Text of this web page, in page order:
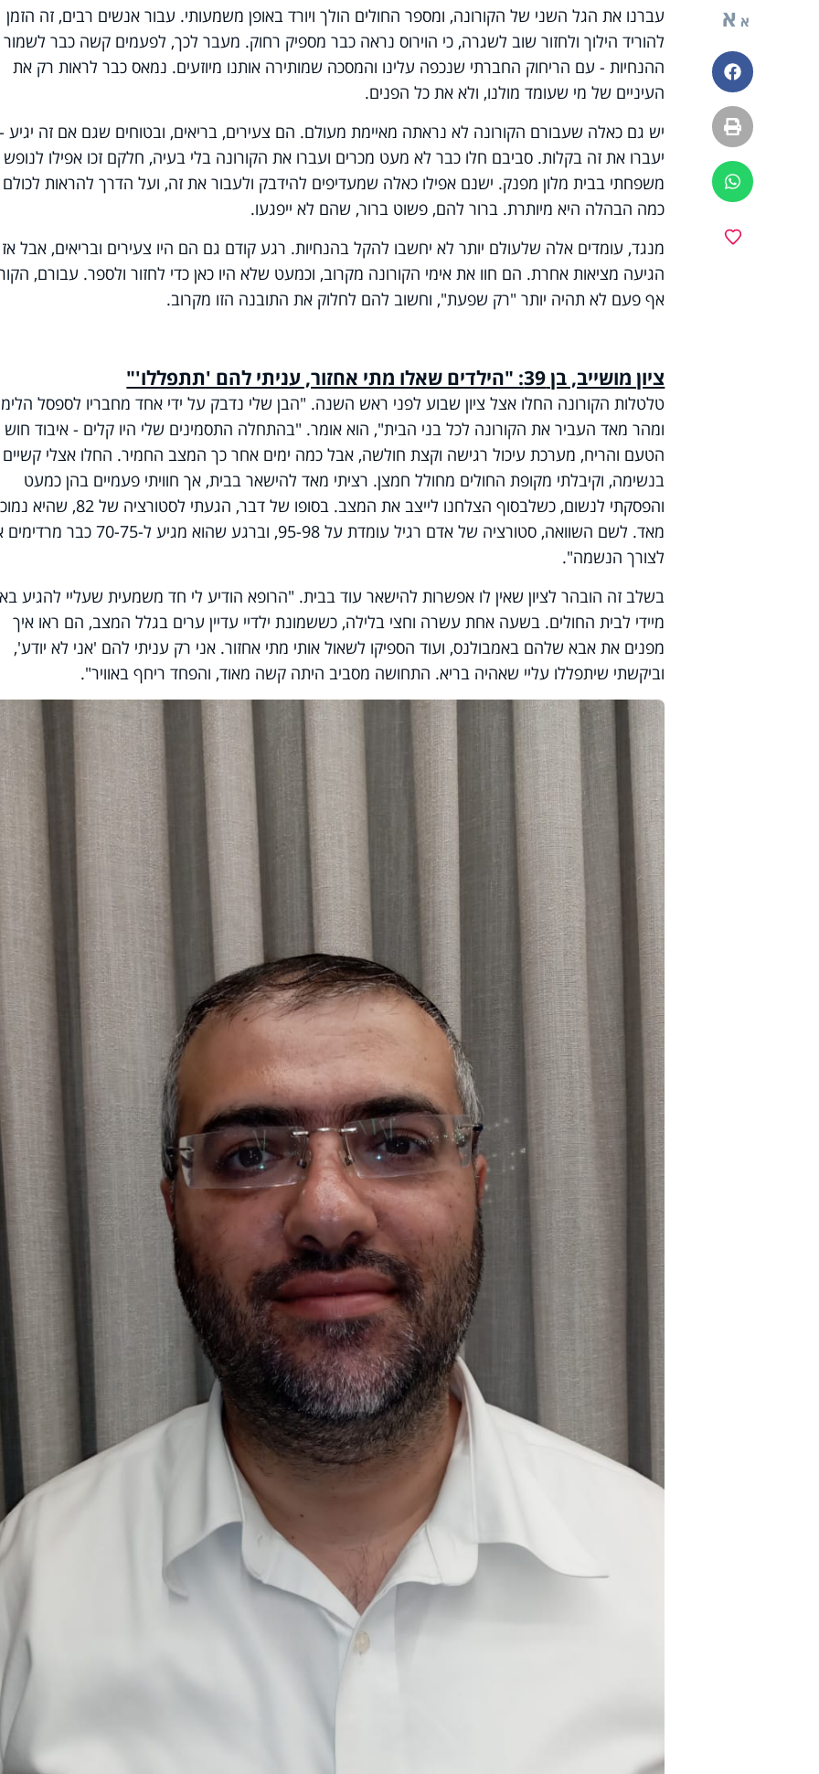
א א
פייסבוק
הדפסה
ווטסאפ
עברנו את הגל השני של הקורונה, ומספר החולים הולך ויורד באופן משמעותי. עבור אנשים רבים, זה הזמן
להוריד הילוך ולחזור שוב לשגרה, כי הוירוס נראה כבר מספיק רחוק. מעבר לכך, לפעמים קשה כבר
ההנחיות - עם הריחוק החברתי שנכפה עלינו והמסכה שמותירה אותנו מיוזעים. נמאס כבר לראות רק את
העיניים של מי שעומד מולנו, ולא את כל הפנים.
יש גם כאלה שעבורם הקורונה לא נראתה מאיימת מעולם. הם צעירים, בריאים, ובטוחים שגם אם זה יגיע
יעברו את זה בקלות. סביבם חלו כבר לא מעט מכרים ועברו את הקורונה בלי בעיה, חלקם זכו אפילו לנופש
משפחתי בבית מלון מפנק. ישנם אפילו כאלה שמעדיפים להידבק ולעבור את זה, ועל הדרך להראות
כמה הבהלה היא מיותרת. ברור להם, פשוט ברור, שהם לא ייפגעו.
מנגד, עומדים אלה שלעולם יותר לא יחשבו להקל בהנחיות. רגע קודם גם הם היו צעירים ובריאים, אבל אז
הגיעה מציאות אחרת. הם חוו את אימי הקורונה מקרוב, וכמעט שלא היו כאן כדי לחזור ולספר. עבורם,
אף פעם לא תהיה יותר "רק שפעת", וחשוב להם לחלוק את התובנה הזו מקרוב.
ציון מושייב, בן 39: "הילדים שאלו מתי אחזור, עניתי להם 'תתפללו'"
טלטלות הקורונה החלו אצל ציון שבוע לפני ראש השנה. "הבן שלי נדבק על ידי אחד מחבריו לספסל
ומהר מאד העביר את הקורונה לכל בני הבית", הוא אומר. "בהתחלה התסמינים שלי היו קלים - איבוד חוש
הטעם והריח, מערכת עיכול רגישה וקצת חולשה, אבל כמה ימים אחר כך המצב החמיר. החלו אצלי קשיים
בנשימה, וקיבלתי מקופת החולים מחולל חמצן. רציתי מאד להישאר בבית, אך חוויתי פעמיים בהן כמעט
והפסקתי לנשום, כשלבסוף הצלחנו לייצב את המצב. בסופו של דבר, הגעתי לסטורציה של
מאד. לשם השוואה, סטורציה של אדם רגיל עומדת על 95-98, וברגע שהוא מגיע ל-
לצורך הנשמה".
בשלב זה הובהר לציון שאין לו אפשרות להישאר עוד בבית. "הרופא הודיע לי חד משמעית שעליי להגיע
מיידי לבית החולים. בשעה אחת עשרה וחצי בלילה, כששמונת ילדיי עדיין ערים בגלל המצב, הם ראו איך
מפנים את אבא שלהם באמבולנס, ועוד הספיקו לשאול אותי מתי אחזור. אני רק עניתי להם 'אני לא יודע',
וביקשתי שיתפללו עליי שאהיה בריא. התחושה מסביב היתה קשה מאוד, והפחד ריחף באוויר".